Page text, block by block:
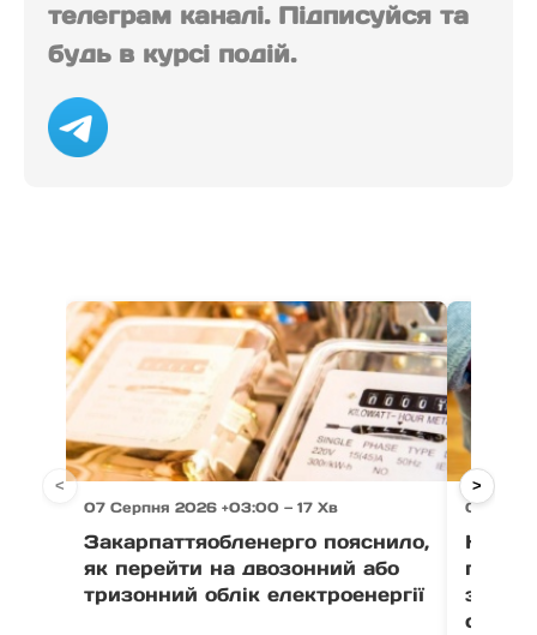
телеграм каналі. Підписуйся та
будь в курсі подій.
07 Серпня 2026 +03:00 — 17 Хв
Закарпаттяобленерго пояснило,
як перейти на двозонний або
тризонний облік електроенергії
07
На
< >